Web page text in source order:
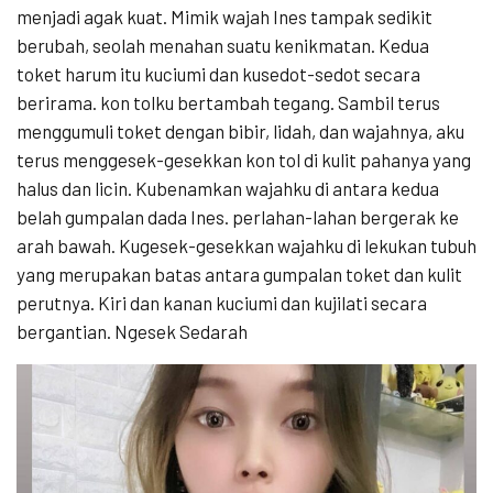
menjadi agak kuat. Mimik wajah Ines tampak sedikit
berubah, seolah menahan suatu kenikmatan. Kedua
toket harum itu kuciumi dan kusedot-sedot secara
berirama. kon tolku bertambah tegang. Sambil terus
menggumuli toket dengan bibir, lidah, dan wajahnya, aku
terus menggesek-gesekkan kon tol di kulit pahanya yang
halus dan licin. Kubenamkan wajahku di antara kedua
belah gumpalan dada Ines. perlahan-lahan bergerak ke
arah bawah. Kugesek-gesekkan wajahku di lekukan tubuh
yang merupakan batas antara gumpalan toket dan kulit
perutnya. Kiri dan kanan kuciumi dan kujilati secara
bergantian. Ngesek Sedarah